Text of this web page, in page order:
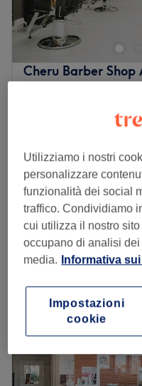
ogni servizio diventa
del capello incontra
approccio moderno,
aiutandoti a sentirti al
provincia di Latina.
Trasporto pubblico più
centro.
Il team:
La missione del centro
professionali,
ambiente curato dove
differenza.
I punti forti del salone:
Atmosfera: accogliente e
Cheru Barber Shop
Taglio Under 12
30 min
Taglio e Barba
45 min
Visualizzazione
Lunedì
Martedì
Mercoledì
Giovedì
Venerdì
Sabato
Utilizziamo i nostri
personalizzare
funzionalità dei social
traffico. Condividiamo
cui utilizza il nostro
occupano di analisi
media. Informativa
Impostazioni
cookie